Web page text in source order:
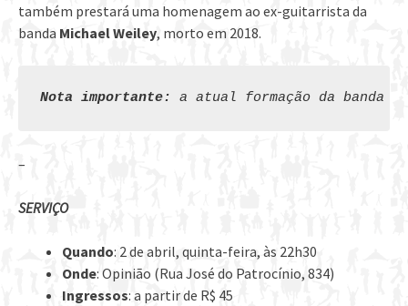
também prestará uma homenagem ao ex-guitarrista da
banda Michael Weiley, morto em 2018.
Nota importante: a atual formação da banda
–
SERVIÇO
Quando: 2 de abril, quinta-feira, às 22h30
Onde: Opinião (Rua José do Patrocínio, 834)
Ingressos: a partir de R$ 45